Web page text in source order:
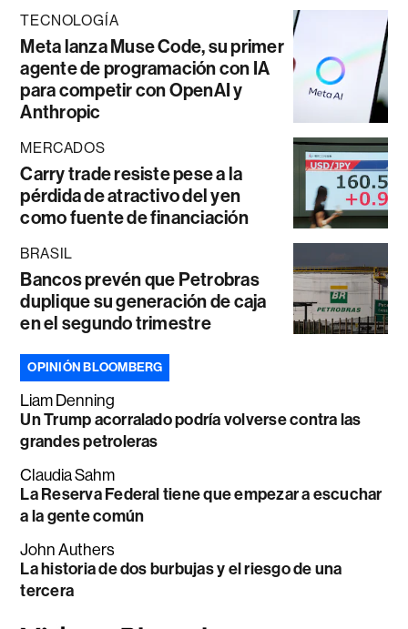
TECNOLOGÍA
Meta lanza Muse Code, su primer
agente de programación con IA
para competir con OpenAI y
Anthropic
MERCADOS
Carry trade resiste pese a la
pérdida de atractivo del yen
como fuente de financiación
BRASIL
Bancos prevén que Petrobras
duplique su generación de caja
en el segundo trimestre
OPINIÓN BLOOMBERG
Liam Denning
Un Trump acorralado podría volverse contra las
grandes petroleras
Claudia Sahm
La Reserva Federal tiene que empezar a escuchar
a la gente común
John Authers
La historia de dos burbujas y el riesgo de una
tercera